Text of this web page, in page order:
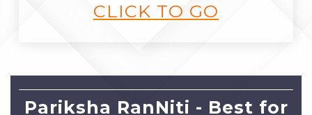
CLICK TO GO
Pariksha RanNiti - Best for